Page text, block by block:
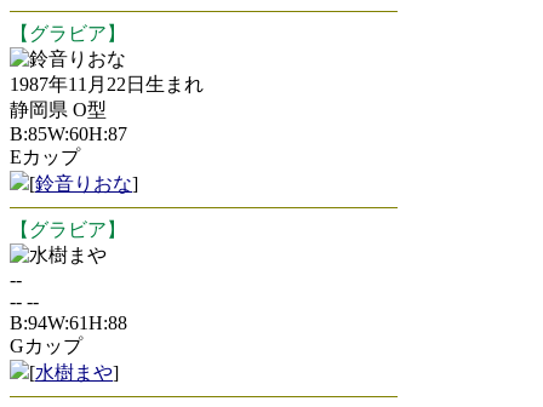
【グラビア】
鈴音りおな
1987年11月22日生まれ
静岡県 O型
B:85W:60H:87
Eカップ
[鈴音りおな]
【グラビア】
水樹まや
--
-- --
B:94W:61H:88
Gカップ
[水樹まや]